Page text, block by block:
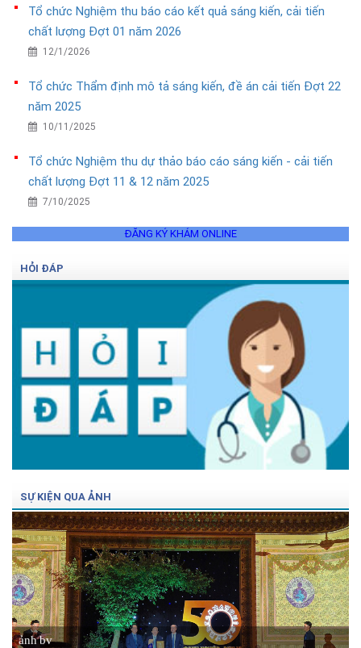
Tổ chức Nghiệm thu báo cáo kết quả sáng kiến, cải tiến
chất lượng Đợt 01 năm 2026
12/1/2026
Tổ chức Thẩm định mô tả sáng kiến, đề án cải tiến Đợt 22
năm 2025
10/11/2025
Tổ chức Nghiệm thu dự thảo báo cáo sáng kiến - cải tiến
chất lượng Đợt 11 & 12 năm 2025
7/10/2025
ĐĂNG KÝ KHÁM ONLINE
HỎI ĐÁP
SỰ KIỆN QUA ẢNH
ảnh bv